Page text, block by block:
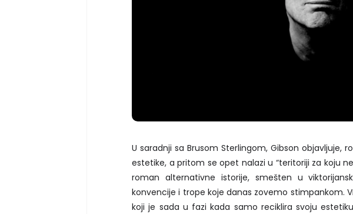
U saradnji sa Brusom Sterlingom, Gibson
estetike, a pritom se opet nalazi u “teritoriji za koju
roman alternativne istorije, smešten u
konvencije i trope koje danas zovemo stimpankom.
koji je sada u fazi kada samo reciklira svoju